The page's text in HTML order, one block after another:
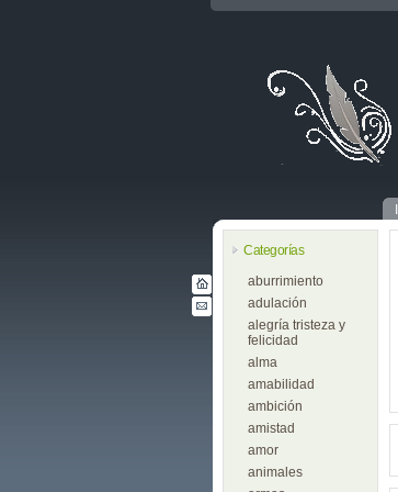
Categorías
aburrimiento
adulación
alegría tristeza y
felicidad
alma
amabilidad
ambición
amistad
amor
animales